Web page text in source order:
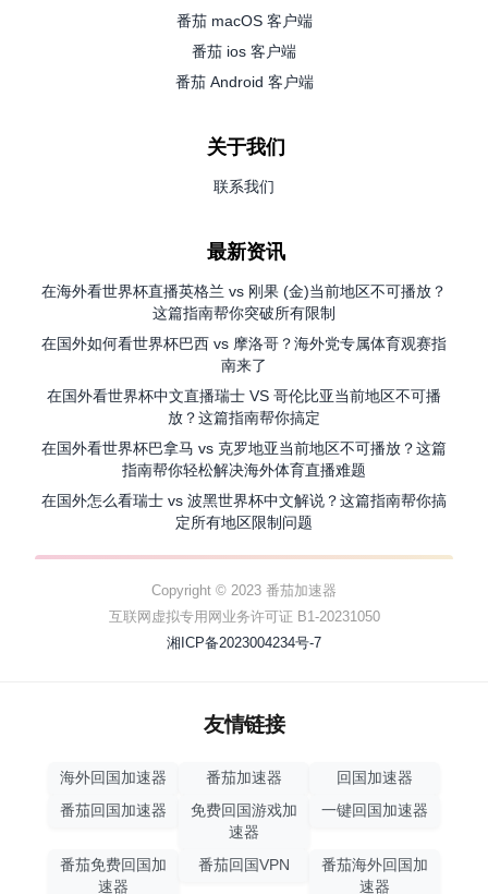
番茄 macOS 客户端
番茄 ios 客户端
番茄 Android 客户端
关于我们
联系我们
最新资讯
在海外看世界杯直播英格兰 vs 刚果 (金)当前地区不可播放？
这篇指南帮你突破所有限制
在国外如何看世界杯巴西 vs 摩洛哥？海外党专属体育观赛指
南来了
在国外看世界杯中文直播瑞士 VS 哥伦比亚当前地区不可播
放？这篇指南帮你搞定
在国外看世界杯巴拿马 vs 克罗地亚当前地区不可播放？这篇
指南帮你轻松解决海外体育直播难题
在国外怎么看瑞士 vs 波黑世界杯中文解说？这篇指南帮你搞
定所有地区限制问题
Copyright © 2023 番茄加速器
互联网虚拟专用网业务许可证 B1-20231050
湘ICP备2023004234号-7
友情链接
海外回国加速器 番茄加速器
回国加速器
番茄回国加速器
免费回国游戏加
速器
一键回国加速器
番茄免费回国加
速器
番茄回国VPN
番茄海外回国加
速器